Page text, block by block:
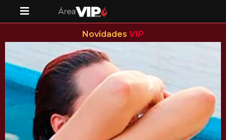
Novidades VIP